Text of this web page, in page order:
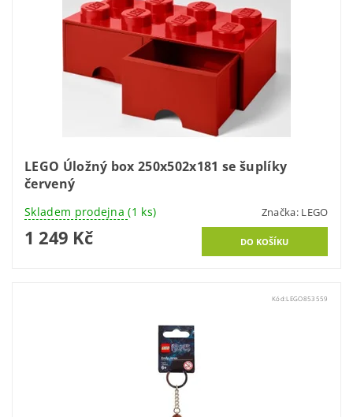
LEGO Úložný box 250x502x181 se šuplíky
červený
Skladem prodejna(1 ks) Značka: LEGO
1 249 Kč
Kód:LEGO853559